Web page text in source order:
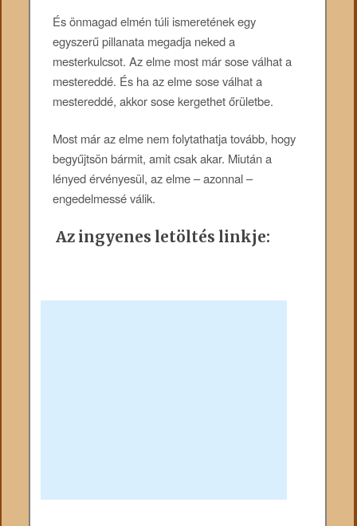
És önmagad elmén túli ismeretének egy
egyszerű pillanata megadja neked a
mesterkulcsot. Az elme most már sose válhat a
mestereddé. És ha az elme sose válhat a
mestereddé, akkor sose kergethet őrületbe.
Most már az elme nem folytathatja tovább, hogy
begyűjtsön bármit, amit csak akar. Miután a
lényed érvényesül, az elme – azonnal –
engedelmessé válik.
Az ingyenes letöltés linkje: